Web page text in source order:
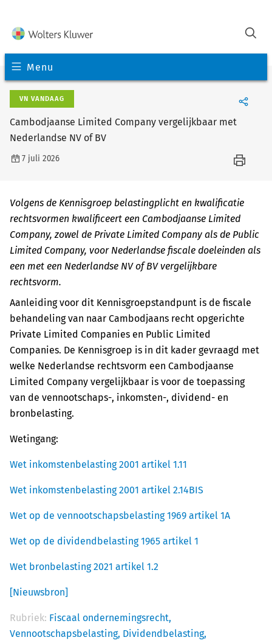
Menu
VN VANDAAG
Cambodjaanse Limited Company vergelijkbaar met
Nederlandse NV of BV
7 juli 2026
Volgens de Kennisgroep belastingplicht en kwalificatie
rechtsvormen kwalificeert een Cambodjaanse Limited
Company, zowel de Private Limited Company als de Public
Limited Company, voor Nederlandse fiscale doeleinden als
een met een Nederlandse NV of BV vergelijkbare
rechtsvorm.
Aanleiding voor dit Kennisgroepstandpunt is de fiscale
behandeling van naar Cambodjaans recht opgerichte
Private Limited Companies en Public Limited
Companies. De Kennisgroep is in dit kader gevraagd met
welke Nederlandse rechtsvorm een Cambodjaanse
Limited Company vergelijkbaar is voor de toepassing
van de vennootschaps-, inkomsten-, dividend- en
bronbelasting.
Wetingang:
Wet inkomstenbelasting 2001 artikel 1.11
Wet inkomstenbelasting 2001 artikel 2.14BIS
Wet op de vennootschapsbelasting 1969 artikel 1A
Wet op de dividendbelasting 1965 artikel 1
Wet bronbelasting 2021 artikel 1.2
[Nieuwsbron]
Rubriek: Fiscaal ondernemingsrecht,
Vennootschapsbelasting, Dividendbelasting,